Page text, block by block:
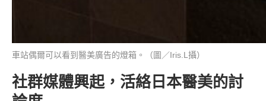
車站偶爾可以看到醫美廣告的燈箱。（圖／Iris.L攝）
社群媒體興起，活絡日本醫美的討